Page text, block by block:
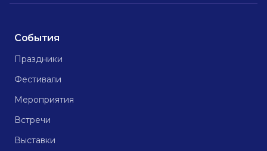
События
Праздники
Фестивали
Мероприятия
Встречи
Выставки